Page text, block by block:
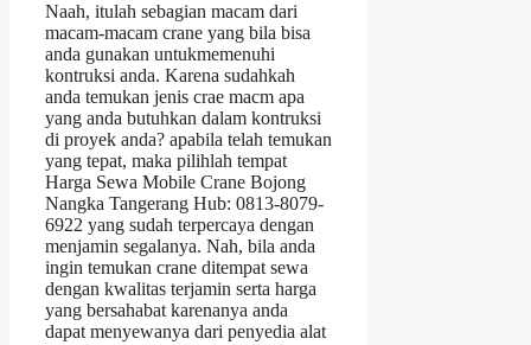
Naah, itulah sebagian macam dari
macam-macam crane yang bila bisa
anda gunakan untukmemenuhi
kontruksi anda. Karena sudahkah
anda temukan jenis crae macm apa
yang anda butuhkan dalam kontruksi
di proyek anda? apabila telah temukan
yang tepat, maka pilihlah tempat
Harga Sewa Mobile Crane Bojong
Nangka Tangerang Hub: 0813-8079-
6922 yang sudah terpercaya dengan
menjamin segalanya. Nah, bila anda
ingin temukan crane ditempat sewa
dengan kwalitas terjamin serta harga
yang bersahabat karenanya anda
dapat menyewanya dari penyedia alat